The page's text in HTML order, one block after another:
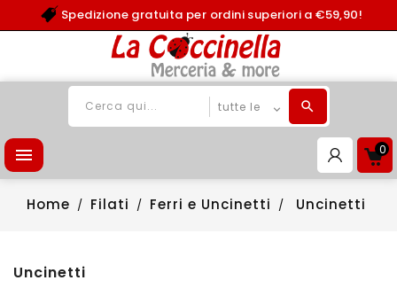
Spedizione gratuita per ordini superiori a €59,90!
 0
Home Filati Ferri e Uncinetti Uncinetti
Uncinetti